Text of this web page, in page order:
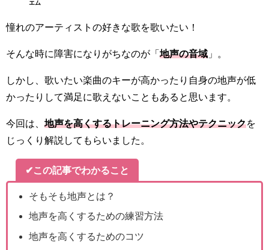
エム
憧れのアーティストの好きな歌を歌いたい！
そんな時に障害になりがちなのが「 地声の音域 」。
しかし、歌いたい楽曲のキーが高かったり自身の地声が低
かったりして満足に歌えないこともあると思います。
今回は、 地声を高くするトレーニング方法やテクニックを
じっくり解説してもらいました。
✔この記事でわかること
そもそも地声とは？
地声を高くするための練習方法
地声を高くするためのコツ